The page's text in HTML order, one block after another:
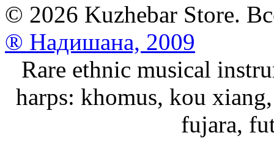
© 2026 Kuzhebar Store.
® Надишана, 2009
Rare ethnic musical
harps: khomus, kou
fujara,